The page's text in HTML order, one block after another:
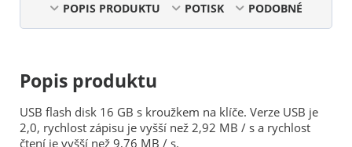
POPIS PRODUKTU POTISK PODOBNÉ
Popis produktu
USB flash disk 16 GB s kroužkem na klíče. Verze USB je
2,0, rychlost zápisu je vyšší než 2,92 MB / s a ​​rychlost
čtení je vyšší než 9,76 MB / s.